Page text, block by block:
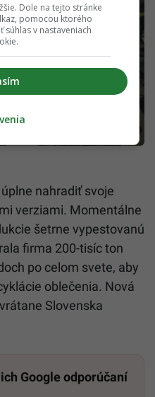
nahradiť svoje
verziami. Momentálne
šetrne vypestovanú
firma 200-tisíc ton
po celom svete, aby
oblečenia. Nová
Slovenska
Google odporúčaní
Dole na tejto stránke
pomocou ktorého
v nastaveniach